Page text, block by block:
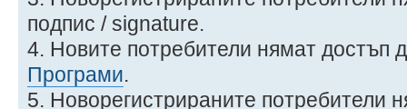
подпис / signature.
4. Новите потребители нямат достъп
Програми.
5. Новорегистрираните потребители